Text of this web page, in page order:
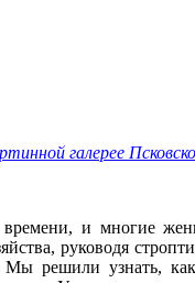
галерее
и многие
руководя
решили узнать,